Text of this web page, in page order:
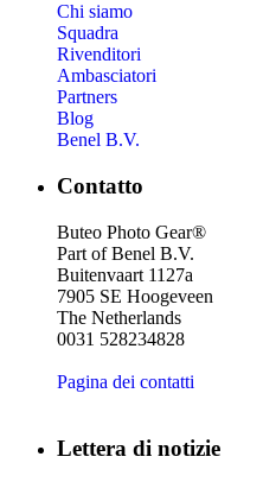
Chi siamo
Squadra
Rivenditori
Ambasciatori
Partners
Blog
Benel B.V.
Contatto
Buteo Photo Gear®
Part of Benel B.V.
Buitenvaart 1127a
7905 SE Hoogeveen
The Netherlands
0031 528234828
Pagina dei contatti
Lettera di notizie